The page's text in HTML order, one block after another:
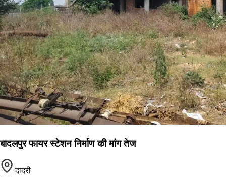
बादलपुर फायर स्टेशन निर्माण की मांग तेज
दादरी